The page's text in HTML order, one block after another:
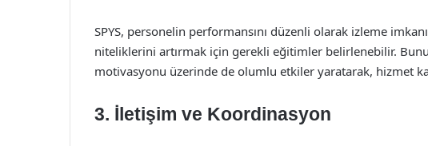
SPYS, personelin performansını düzenli olarak izleme
niteliklerini artırmak için gerekli eğitimler belirlenebilir.
motivasyonu üzerinde de olumlu etkiler yaratarak, hizmet
3. İletişim ve Koordinasyon